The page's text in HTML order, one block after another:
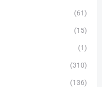
(61)
(15)
(1)
(310)
(136)